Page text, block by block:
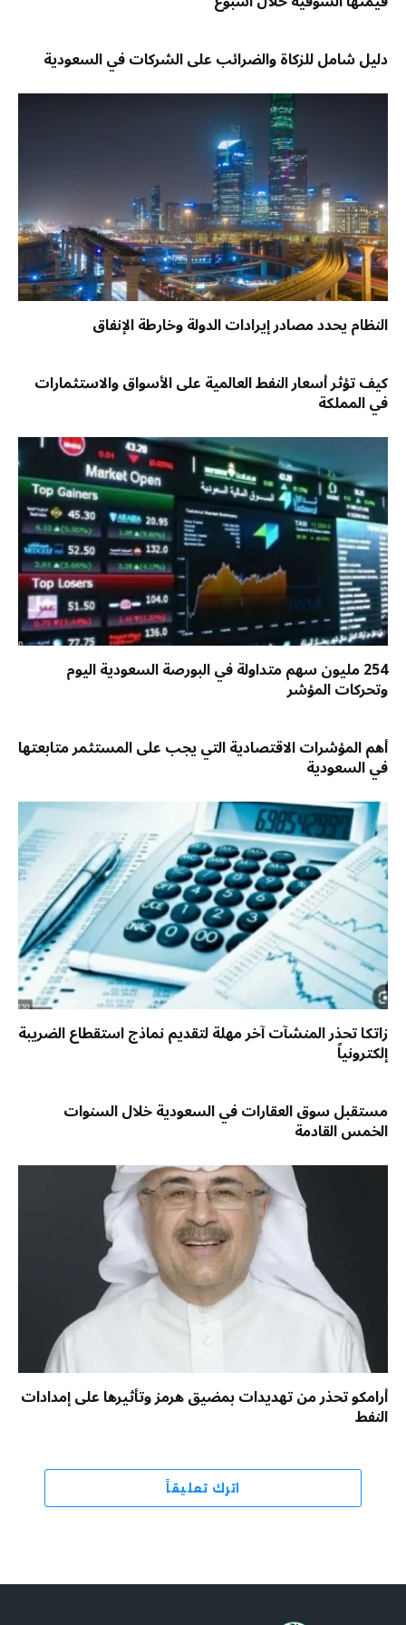
دليل شامل للزكاة والضرائب على الشركات في السعودية
النظام يحدد مصادر إيرادات الدولة وخارطة الإنفاق
كيف تؤثر أسعار النفط العالمية على الأسواق والاستثمارات
في المملكة
254 مليون سهم متداولة في البورصة السعودية اليوم
وتحركات المؤشر
أهم المؤشرات الاقتصادية التي يجب على المستثمر متابعتها
في السعودية
زاتكا تحذر المنشآت آخر مهلة لتقديم نماذج استقطاع الضريبة
إلكترونياً
مستقبل سوق العقارات في السعودية خلال السنوات
الخمس القادمة
أرامكو تحذر من تهديدات بمضيق هرمز وتأثيرها على إمدادات
النفط
اترك تعليقاً